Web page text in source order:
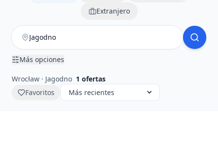
Extranjero
Más opciones
Wrocław · Jagodno 1 ofertas
Favoritos